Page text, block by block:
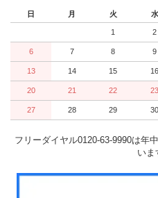
日 月 火 水
1 2
6 7 8 9
13 14 15 16
20 21 22 23
27 28 29 30
フリーダイヤル0120-63-9990は年
いま